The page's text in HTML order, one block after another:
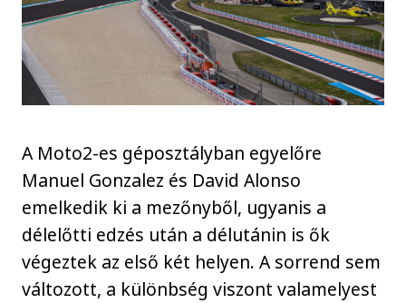
A Moto2-es géposztályban egyelőre
Manuel Gonzalez és David Alonso
emelkedik ki a mezőnyből, ugyanis a
délelőtti edzés után a délutánin is ők
végeztek az első két helyen. A sorrend sem
változott, a különbség viszont valamelyest